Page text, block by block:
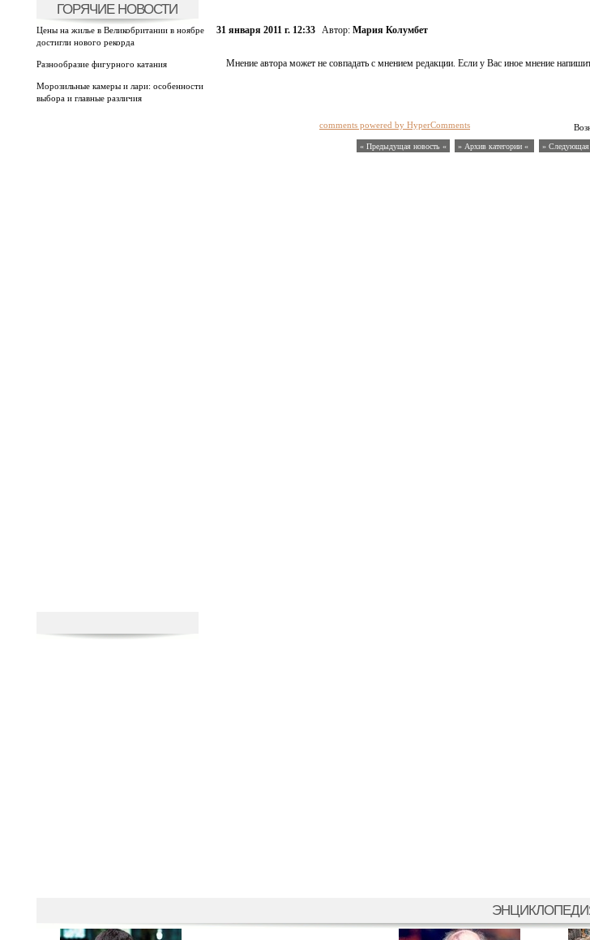
ГОРЯЧИЕ НОВОСТИ
Цены на жилье в Великобритании в ноябре
достигли нового рекорда
Разнообразие фигурного катания
Морозильные камеры и лари: особенности
выбора и главные различия
31 января 2011 г. 12:33 Автор: Мария Колумбет
Мнение автора может не совпадать с мнением редакции. Если у Вас иное мнение
comments powered by HyperComments
« Предыдущая новость « » Архив категории « » Следующая